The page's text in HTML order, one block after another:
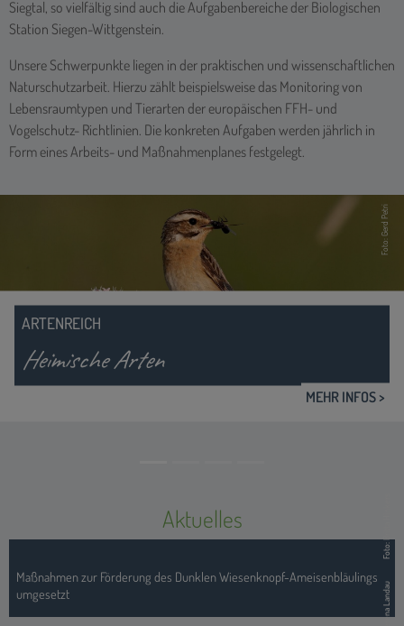
Siegtal, so vielfältig sind auch die Aufgabenbereiche der Biologischen
Station Siegen-Wittgenstein.
Unsere Schwerpunkte liegen in der praktischen und wissenschaftlichen
Naturschutzarbeit. Hierzu zählt beispielsweise das Monitoring von
Lebensraumtypen und Tierarten der europäischen FFH- und
Vogelschutz- Richtlinien. Die konkreten Aufgaben werden jährlich in
Form eines Arbeits- und Maßnahmenplanes festgelegt.
Foto: Gerd Petri
Aktuelles Foto: Britta Hinkers
Maßnahmen zur Förderung des Dunklen Wiesenknopf-Ameisenbläulings
umgesetzt